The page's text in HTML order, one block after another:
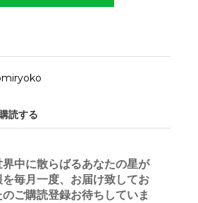
読する
中に散らばるあなたの星が
毎月一度、お届け致してお
ご購読登録お待ちしていま